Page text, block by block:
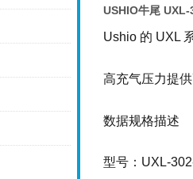
USHIO牛尾
Ushio 的 UXL
高充气压力提
数据规格描述
型号：UXL-